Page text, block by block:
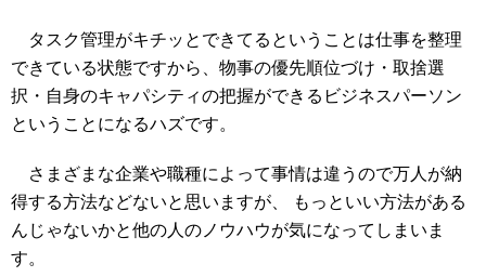
タスク管理がキチッとできてるということは仕事を整理
できている状態ですから、物事の優先順位づけ・取捨選
択・自身のキャパシティの把握ができるビジネスパーソン
ということになるハズです。
さまざまな企業や職種によって事情は違うので万人が納
得する方法などないと思いますが、 もっといい方法がある
んじゃないかと他の人のノウハウが気になってしまいま
す。